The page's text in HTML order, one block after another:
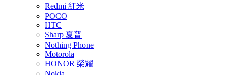
Redmi 紅米
POCO
HTC
Sharp 夏普
Nothing Phone
Motorola
HONOR 榮耀